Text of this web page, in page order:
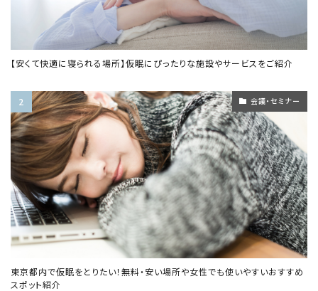
【安くて快適に寝られる場所】仮眠にぴったりな施設やサービスをご紹介
会議・セミナー
東京都内で仮眠をとりたい！無料・安い場所や女性でも使いやすいおすすめ
スポット紹介